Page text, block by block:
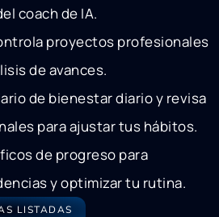
coach de IA.
proyectos profesionales
de avances.
de bienestar diario y revisa
para ajustar tus hábitos.
de progreso para
y optimizar tu rutina.
LISTADAS